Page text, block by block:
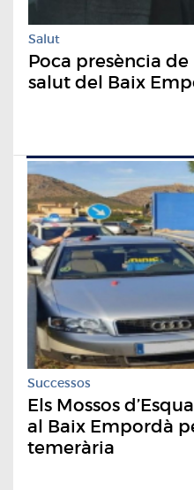
Salut
Poca presència
salut del Baix
Successos
Els Mossos
al Baix Empordà
temerària